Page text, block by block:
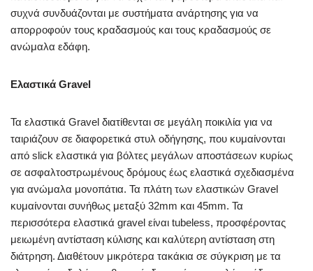
συχνά συνδυάζονται με συστήματα ανάρτησης για να
απορροφούν τους κραδασμούς και τους κραδασμούς σε
ανώμαλα εδάφη.
Ελαστικά Gravel
Τα ελαστικά Gravel διατίθενται σε μεγάλη ποικιλία για να
ταιριάζουν σε διαφορετικά στυλ οδήγησης, που κυμαίνονται
από slick ελαστικά για βόλτες μεγάλων αποστάσεων κυρίως
σε ασφαλτοστρωμένους δρόμους έως ελαστικά σχεδιασμένα
για ανώμαλα μονοπάτια. Τα πλάτη των ελαστικών Gravel
κυμαίνονται συνήθως μεταξύ 32mm και 45mm. Τα
περισσότερα ελαστικά gravel είναι tubeless, προσφέροντας
μειωμένη αντίσταση κύλισης και καλύτερη αντίσταση στη
διάτρηση. Διαθέτουν μικρότερα τακάκια σε σύγκριση με τα